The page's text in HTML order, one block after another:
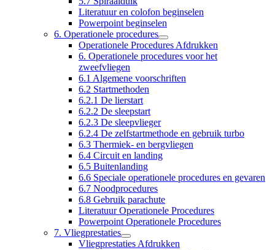
Literatuur en colofon beginselen
Powerpoint beginselen
6. Operationele procedures
Operationele Procedures Afdrukken
6. Operationele procedures voor het
zweefvliegen
6.1 Algemene voorschriften
6.2 Startmethoden
6.2.1 De lierstart
6.2.2 De sleepstart
6.2.3 De sleepvlieger
6.2.4 De zelfstartmethode en gebruik turbo
6.3 Thermiek- en bergvliegen
6.4 Circuit en landing
6.5 Buitenlanding
6.6 Speciale operationele procedures en gevaren
6.7 Noodprocedures
6.8 Gebruik parachute
Literatuur Operationele Procedures
Powerpoint Operationele Procedures
7. Vliegprestaties
Vliegprestaties Afdrukken